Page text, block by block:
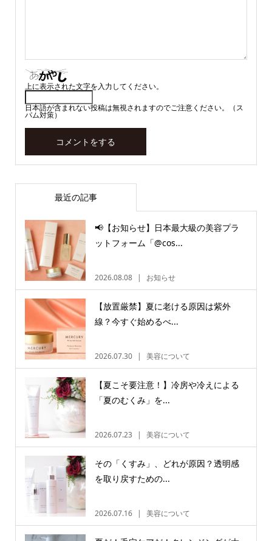
上に表示された文字を入力してください。
日本語が含まれない投稿は無視されますのでご注意ください。（ス
パム対策）
最近の記事
📢【お知らせ】日本最大級の美容プラ
ットフォーム「@cos...
2026.08.08 お知らせ
【放置厳禁】夏に老ける原因は紫外
線？今すぐ始めるべ...
2026.07.30 美容について
【夏こそ要注意！】冷房や冷えによる
「夏のむくみ」を...
2026.07.23 美容について
その「くすみ」、どれが原因？透明感
を取り戻すための...
2026.07.16 美容について